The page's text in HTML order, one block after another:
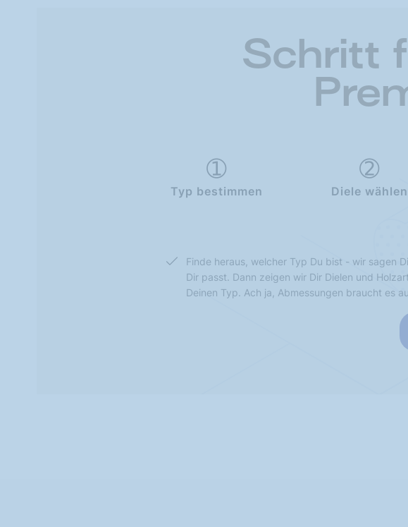
Schritt
Typ bestimmen Diele wählen
Finde heraus, welcher Typ Du bist - wir sagen
Dir passt. Dann zeigen wir Dir Dielen und
Deinen Typ. Ach ja, Abmessungen braucht es